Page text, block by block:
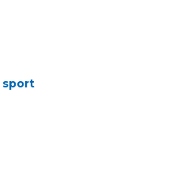
et Réadaptation
de Formation
santé
sport